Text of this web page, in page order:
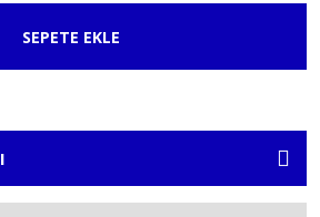
SEPETE EKLE